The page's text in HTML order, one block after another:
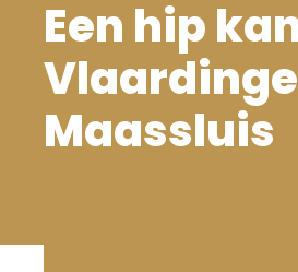
Een hip
Maassluis